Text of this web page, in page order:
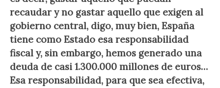
recaudar y no gastar aquello que exigen al
gobierno central, digo, muy bien, España
tiene como Estado esa responsabilidad
fiscal y, sin embargo, hemos generado una
deuda de casi 1.300.000 millones de euros…
Esa responsabilidad, para que sea efectiva,